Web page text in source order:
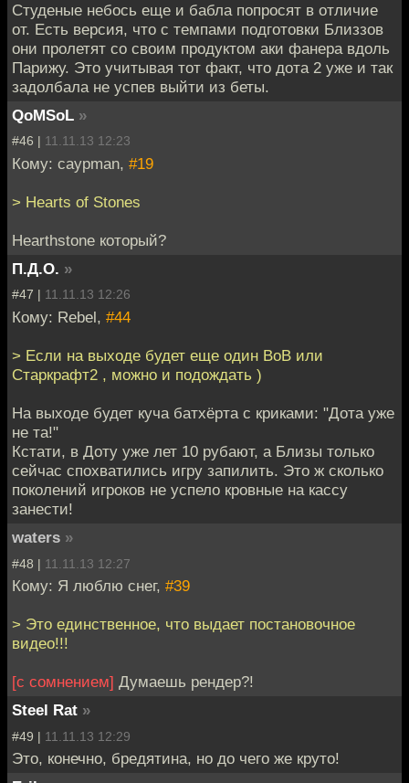
Студеные небось еще и бабла попросят в отличие
от. Есть версия, что с темпами подготовки Близзов
они пролетят со своим продуктом аки фанера вдоль
Парижу. Это учитывая тот факт, что дота 2 уже и так
задолбала не успев выйти из беты.
QoMSoL »
#46 | 11.11.13 12:23
Кому: caypman, #19
> Hearts of Stones
Hearthstone который?
П.Д.О. »
#47 | 11.11.13 12:26
Кому: Rebel, #44
> Если на выходе будет еще один ВоВ или
Старкрафт2 , можно и подождать )
На выходе будет куча батхёрта с криками: "Дота уже
не та!"
Кстати, в Доту уже лет 10 рубают, а Близы только
сейчас спохватились игру запилить. Это ж сколько
поколений игроков не успело кровные на кассу
занести!
waters »
#48 | 11.11.13 12:27
Кому: Я люблю снег, #39
> Это единственное, что выдает постановочное
видео!!!
[с сомнением] Думаешь рендер?!
Steel Rat »
#49 | 11.11.13 12:29
Это, конечно, бредятина, но до чего же круто!